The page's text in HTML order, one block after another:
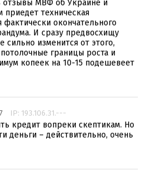
отзывы МВФ об Украине и
приедет техническая
фактически окончательного
И сразу предвосхищу
сильно изменится от этого,
границы роста и
копеек на 10-15 подешевеет
IP: 193.106.31.---
кредит вопреки скептикам. Но
деньги – действительно, очень